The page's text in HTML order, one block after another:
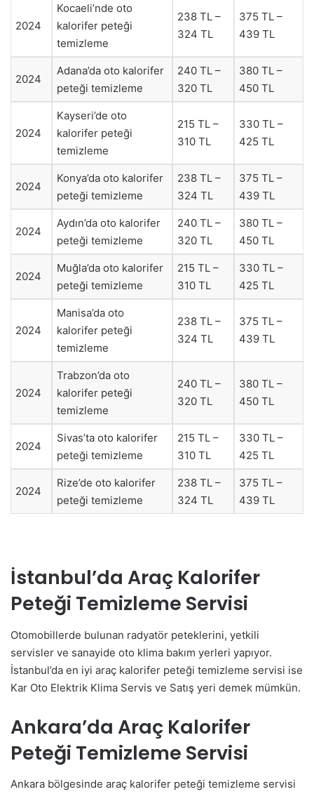
2024
Kocaeli’nde oto
kalorifer peteği
temizleme
238 TL –
324 TL
375 TL –
439 TL
2024
Adana’da oto kalorifer
peteği temizleme
240 TL –
320 TL
380 TL –
450 TL
2024
Kayseri’de oto
kalorifer peteği
temizleme
215 TL –
310 TL
330 TL –
425 TL
2024
Konya’da oto kalorifer
peteği temizleme
238 TL –
324 TL
375 TL –
439 TL
2024
Aydın’da oto kalorifer
peteği temizleme
240 TL –
320 TL
380 TL –
450 TL
2024
Muğla’da oto kalorifer
peteği temizleme
215 TL –
310 TL
330 TL –
425 TL
2024
Manisa’da oto
kalorifer peteği
temizleme
238 TL –
324 TL
375 TL –
439 TL
2024
Trabzon’da oto
kalorifer peteği
temizleme
240 TL –
320 TL
380 TL –
450 TL
2024
Sivas’ta oto kalorifer
peteği temizleme
215 TL –
310 TL
330 TL –
425 TL
2024
Rize’de oto kalorifer
peteği temizleme
238 TL –
324 TL
375 TL –
439 TL
İstanbul’da Araç Kalorifer
Peteği Temizleme Servisi
Otomobillerde bulunan radyatör peteklerini, yetkili
servisler ve sanayide oto klima bakım yerleri yapıyor.
İstanbul’da en iyi araç kalorifer peteği temizleme servisi ise
Kar Oto Elektrik Klima Servis ve Satış yeri demek mümkün.
Ankara’da Araç Kalorifer
Peteği Temizleme Servisi
Ankara bölgesinde araç kalorifer peteği temizleme servisi